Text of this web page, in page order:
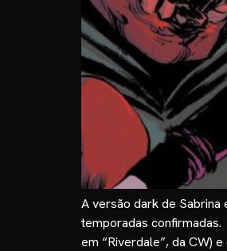
A versão dark de Sabrina
temporadas confirmadas.
em “Riverdale”, da CW)